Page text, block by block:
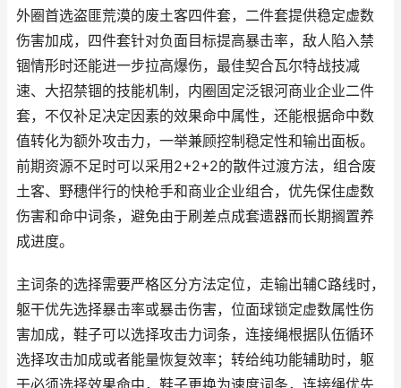
外圈首选盗匪荒漠的废土客四件套，二件套提供稳定虚数
伤害加成，四件套针对负面目标提高暴击率，敌人陷入禁
锢情形时还能进一步拉高爆伤，最佳契合瓦尔特战技减
速、大招禁锢的技能机制，内圈固定泛银河商业企业二件
套，不仅补足决定因素的效果命中属性，还能根据命中数
值转化为额外攻击力，一举兼顾控制稳定性和输出面板。
前期资源不足时可以采用2+2+2的散件过渡方法，组合废
土客、野穗伴行的快枪手和商业企业组合，优先保住虚数
伤害和命中词条，避免由于刷差点成套遗器而长期搁置养
成进度。
主词条的选择需要严格区分方法定位，走输出辅C路线时，
躯干优先选择暴击率或暴击伤害，位面球锁定虚数属性伤
害加成，鞋子可以选择攻击力词条，连接绳根据队伍循环
选择攻击加成或者能量恢复效率；转给纯功能辅助时，躯